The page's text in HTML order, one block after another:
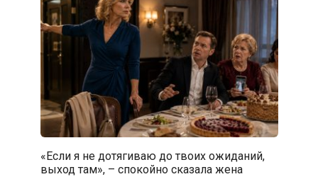
«Если я не дотягиваю до твоих ожиданий,
выход там», – спокойно сказала жена